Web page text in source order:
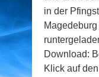
in der
Download:
Klick auf